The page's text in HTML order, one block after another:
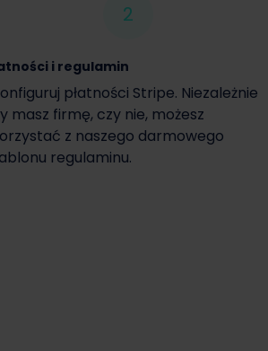
2
i regulamin
płatności Stripe. Niezależnie
masz firmę, czy nie, możesz
z naszego darmowego
regulaminu.